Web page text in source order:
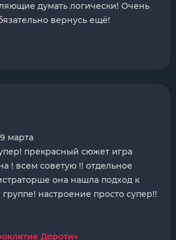
думать логически! Очень
вернусь ещё!
марта
прекрасный сюжет игра
! всем советую !! отдельное
она нашла подход к
настроение просто супер!!
Дороти»